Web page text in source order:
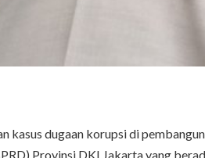
kasus dugaan korupsi di
Provinsi DKI Jakarta yang